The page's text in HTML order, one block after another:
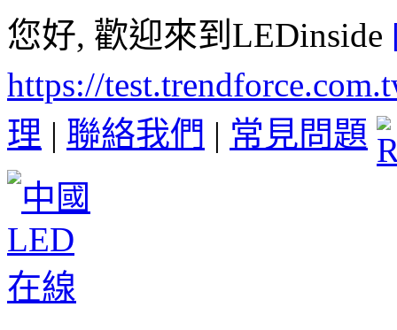
您好, 歡迎來到LEDinside
https://
理 | 聯絡我們 | 常見問題